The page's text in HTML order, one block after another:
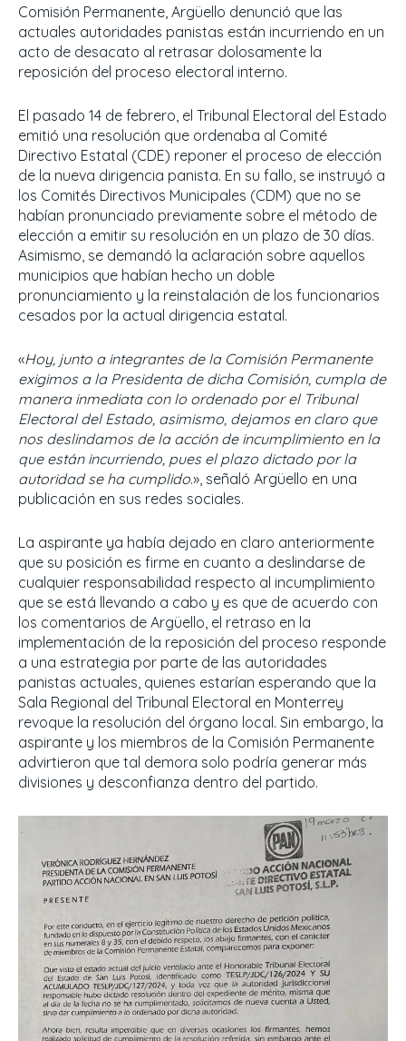
Comisión Permanente, Argüello denunció que las
actuales autoridades panistas están incurriendo en un
acto de desacato al retrasar dolosamente la
reposición del proceso electoral interno.
El pasado 14 de febrero, el Tribunal Electoral del Estado
emitió una resolución que ordenaba al Comité
Directivo Estatal (CDE) reponer el proceso de elección
de la nueva dirigencia panista. En su fallo, se instruyó a
los Comités Directivos Municipales (CDM) que no se
habían pronunciado previamente sobre el método de
elección a emitir su resolución en un plazo de 30 días.
Asimismo, se demandó la aclaración sobre aquellos
municipios que habían hecho un doble
pronunciamiento y la reinstalación de los funcionarios
cesados por la actual dirigencia estatal.
«Hoy, junto a integrantes de la Comisión Permanente
exigimos a la Presidenta de dicha Comisión, cumpla de
manera inmediata con lo ordenado por el Tribunal
Electoral del Estado, asimismo, dejamos en claro que
nos deslindamos de la acción de incumplimiento en la
que están incurriendo, pues el plazo dictado por la
autoridad se ha cumplido.», señaló Argüello en una
publicación en sus redes sociales.
La aspirante ya había dejado en claro anteriormente
que su posición es firme en cuanto a deslindarse de
cualquier responsabilidad respecto al incumplimiento
que se está llevando a cabo y es que de acuerdo con
los comentarios de Argüello, el retraso en la
implementación de la reposición del proceso responde
a una estrategia por parte de las autoridades
panistas actuales, quienes estarían esperando que la
Sala Regional del Tribunal Electoral en Monterrey
revoque la resolución del órgano local. Sin embargo, la
aspirante y los miembros de la Comisión Permanente
advirtieron que tal demora solo podría generar más
divisiones y desconfianza dentro del partido.